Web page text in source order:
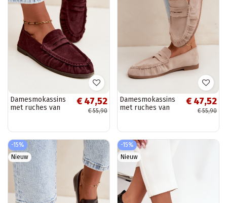
Damesmokassins
met ruches van
€ 47,52
€ 55,90
Damesmokassins
met ruches van
€ 47,52
€ 55,90
-15%
Nieuw
-15%
Nieuw